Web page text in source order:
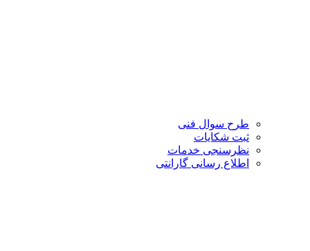
طرح سوال فنی
ثبت شکایات
نظرسنجی خدمات
اطلاع رسانی گارانتی